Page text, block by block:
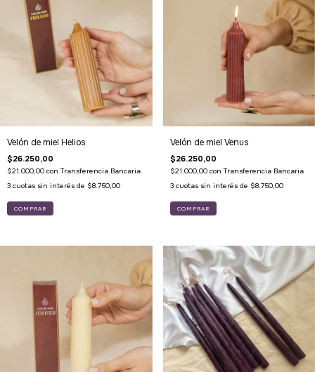
Velón de miel Helios
$26.250,00
$21.000,00 con Transferencia Bancaria
3 cuotas sin interés de $8.750,00
Velón de miel Venus
$26.250,00
$21.000,00 con Transferencia Bancaria
3 cuotas sin interés de $8.750,00